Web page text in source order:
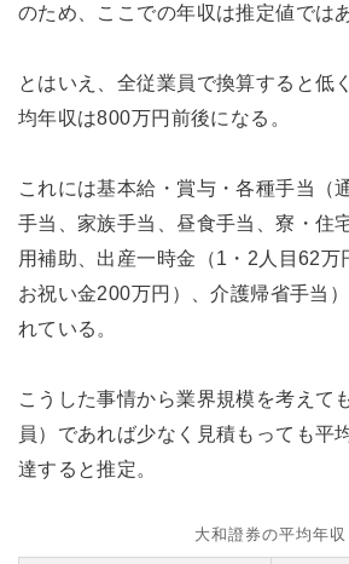
のため、ここでの年収は推定値では
とはいえ、全従業員で換算すると低
均年収は800万円前後になる。
これには基本給・賞与・各種手当（
手当、家族手当、昼食手当、寮・住
用補助、出産一時金（1・2人目62万
お祝い金200万円）、介護帰省手当
れている。
こうした事情から業界規模を考えて
員）であれば少なく見積もっても平
達すると推定。
大和證券の平均年収